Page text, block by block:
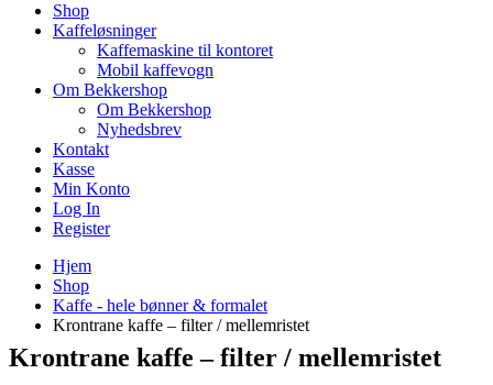
Shop
Kaffeløsninger
Kaffemaskine til kontoret
Mobil kaffevogn
Om Bekkershop
Om Bekkershop
Nyhedsbrev
Kontakt
Kasse
Min Konto
Log In
Register
Hjem
Shop
Kaffe - hele bønner & formalet
Krontrane kaffe – filter / mellemristet
Krontrane kaffe – filter / mellemristet